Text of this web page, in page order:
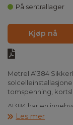
På sentrallager
Kjøp nå
Metrel A1384
tomspenning,
A1384 har en
forbindelsen
Les mer